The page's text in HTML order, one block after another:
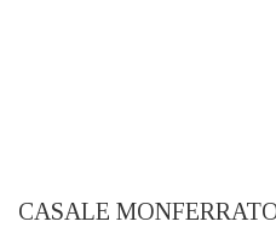
CASALE